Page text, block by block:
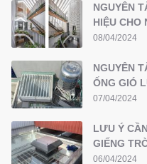
NGUYÊN
HIỆU CHO
08/04/2024
NGUYÊN
ỐNG GIÓ
07/04/2024
LƯU Ý
GIẾNG
06/04/2024